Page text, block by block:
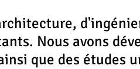
Nous avons
que des études